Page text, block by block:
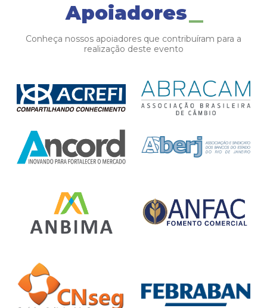
Apoiadores
Conheça nossos apoiadores que contribuíram para a
realização deste evento